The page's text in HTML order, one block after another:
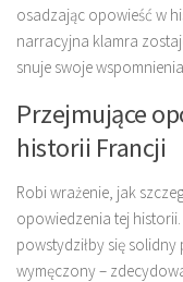
osadzając opowieść w
narracyjna klamra
snuje swoje
Przejmujące
historii Francji
Robi wrażenie, jak
opowiedzenia tej
powstydziłby się solidny
wymęczony –